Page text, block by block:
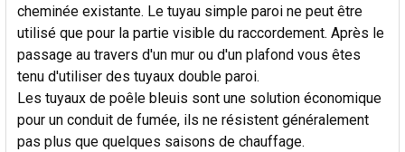
AJOUTER
LA
SÉLECTION
AU PANIER
cheminée existante. Le tuyau simple paroi ne peut être
utilisé que pour la partie visible du raccordement. Après le
passage au travers d'un mur ou d'un plafond vous êtes
tenu d'utiliser des tuyaux double paroi.
Les tuyaux de poêle bleuis sont une solution économique
pour un conduit de fumée, ils ne résistent généralement
pas plus que quelques saisons de chauffage.